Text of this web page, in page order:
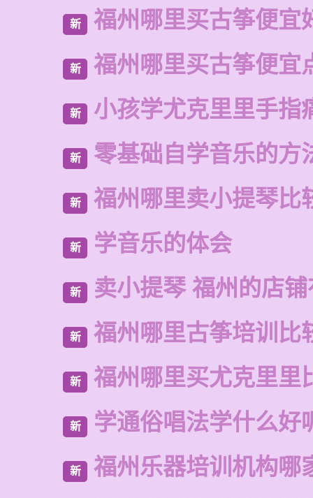
新 福州哪里买古筝便宜
新 福州哪里买古筝便宜
新 小孩学尤克里里手指
新 零基础自学音乐的方
新 福州哪里卖小提琴比
新 学音乐的体会
新 卖小提琴 福州的店
新 福州哪里古筝培训比
新 福州哪里买尤克里里
新 学通俗唱法学什么好
新 福州乐器培训机构哪